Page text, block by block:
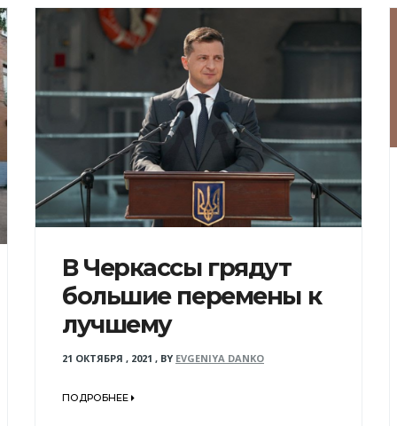
В Черкассы грядут
большие перемены к
лучшему
21 ОКТЯБРЯ , 2021 , BY EVGENIYA DANKO
ПОДРОБНЕЕ